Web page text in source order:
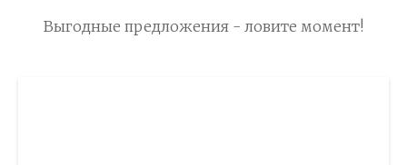
Выгодные предложения - ловите момент!